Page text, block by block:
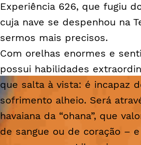
Experiência 626, que fugiu
cuja nave se despenhou na
sermos mais precisos.
Com orelhas enormes e
possui habilidades
que salta à vista: é incapaz
sofrimento alheio. Será
havaiana da “ohana”, que
de sangue ou de coração –